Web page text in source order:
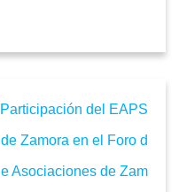
Participación del EAPS
de Zamora en el Foro d
e Asociaciones de Zam